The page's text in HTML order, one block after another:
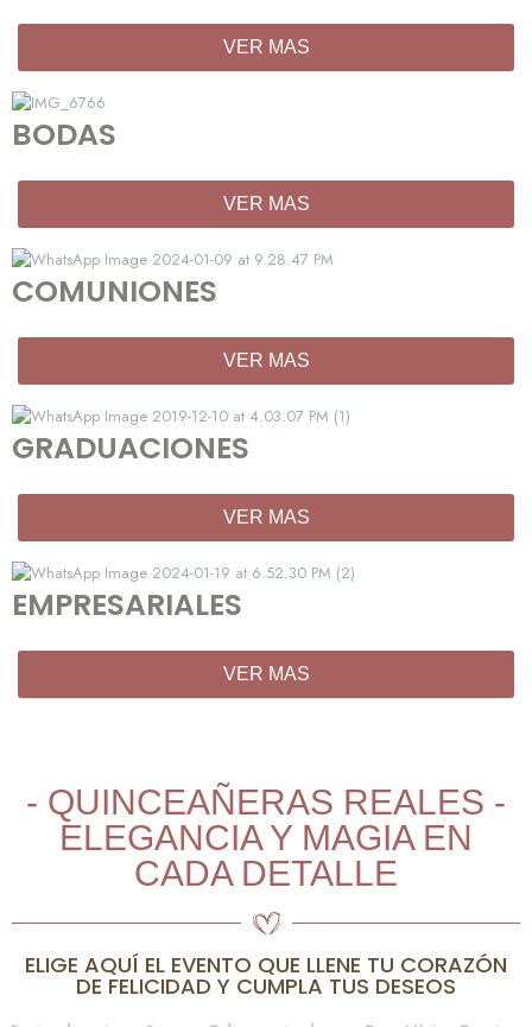
VER MAS
BODAS
VER MAS
COMUNIONES
VER MAS
GRADUACIONES
VER MAS
EMPRESARIALES
VER MAS
- QUINCEAÑERAS REALES -
ELEGANCIA Y MAGIA EN
CADA DETALLE
ELIGE AQUÍ EL EVENTO QUE LLENE TU CORAZÓN
DE FELICIDAD Y CUMPLA TUS DESEOS